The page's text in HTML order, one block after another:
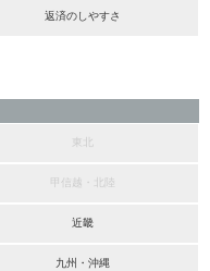
返済のしやすさ
東北
甲信越・北陸
近畿
九州・沖縄